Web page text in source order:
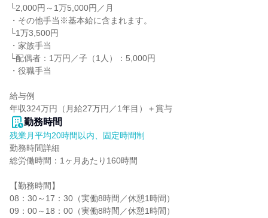
└2,000円～1万5,000円／月
・その他手当※基本給に含まれます。
└1万3,500円
・家族手当
└配偶者：1万円／子（1人）：5,000円
・役職手当
給与例
年収324万円（月給27万円／1年目）＋賞与
勤務時間
残業月平均20時間以内、固定時間制
勤務時間詳細
総労働時間：1ヶ月あたり160時間
【勤務時間】
08：30～17：30（実働8時間／休憩1時間）
09：00～18：00（実働8時間／休憩1時間）